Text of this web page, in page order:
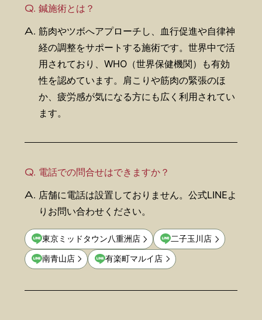
Q. 鍼施術とは？
A. 筋肉やツボへアプローチし、血行促進や自律神
経の調整をサポートする施術です。世界中で活
用されており、WHO（世界保健機関）も有効
性を認めています。肩こりや筋肉の緊張のほ
か、疲労感が気になる方にも広く利用されてい
ます。
Q. 電話での問合せはできますか？
A. 店舗に電話は設置しておりません。公式LINEよ
りお問い合わせください。
東京ミッドタウン八重洲店 二子玉川店
南青山店 有楽町マルイ店